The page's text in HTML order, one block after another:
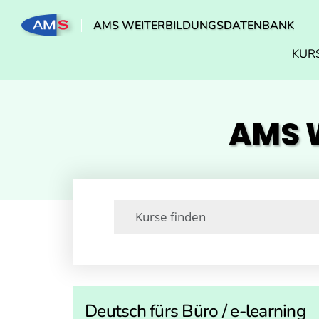
AMS WEITERBILDUNGSDATENBANK
AMS
Deutsch fürs Büro / e-learning